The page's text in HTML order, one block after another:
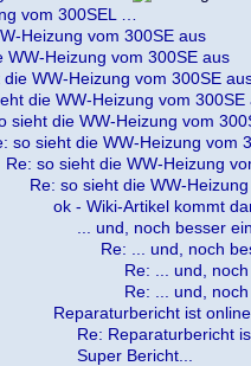
vom 300SEL …
Heizung vom 300SE aus
WW-Heizung vom 300SE aus
die WW-Heizung vom 300SE
die WW-Heizung vom 300SE
sieht die WW-Heizung vom
so sieht die WW-Heizung vom
Re: so sieht die WW-Heizung
Re: so sieht die WW-
ok - Wiki-Artikel kommt
... und, noch besser
Re: ... und, noch
Re: ... und,
Re: ... und,
Reparaturbericht ist
Re: Reparaturbericht
Super Bericht...